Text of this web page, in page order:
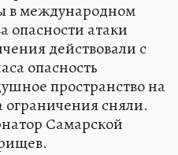
в международном
опасности атаки
действовали с
опасность
пространство на
ограничения сняли.
Самарской